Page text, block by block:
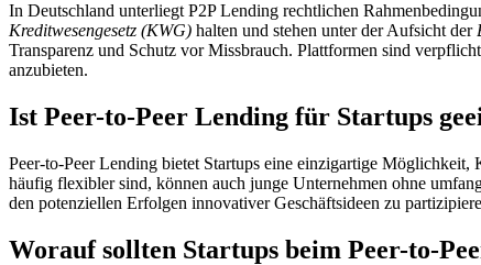
In Deutschland unterliegt P2P Lending rechtlichen
Kreditwesengesetz (KWG) halten und stehen unter der Aufsicht der
Transparenz und Schutz vor Missbrauch. Plattformen sind
anzubieten.
Ist Peer-to-Peer Lending für Startups
Peer-to-Peer Lending bietet Startups eine einzigartige
häufig flexibler sind, können auch junge Unternehmen ohne
den potenziellen Erfolgen innovativer Geschäftsideen zu
Worauf sollten Startups beim Peer-to-